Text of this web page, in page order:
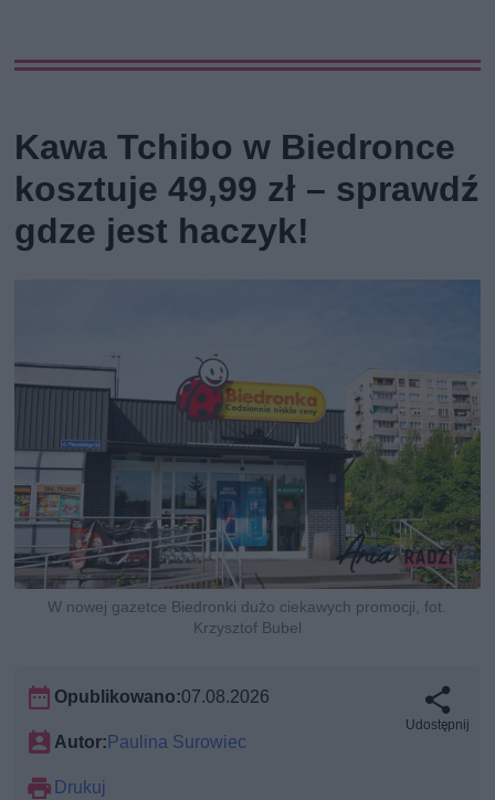
Kawa Tchibo w Biedronce
kosztuje 49,99 zł – sprawdź
gdze jest haczyk!
W nowej gazetce Biedronki dużo ciekawych promocji, fot.
Krzysztof Bubel
Opublikowano:07.08.2026
Autor: Paulina Surowiec
Drukuj
Udostępnij